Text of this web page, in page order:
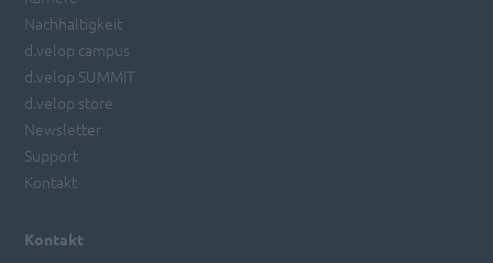
Kontakt
Nachhaltigkeit
d.velop campus
d.velop SUMMIT
d.velop store
Newsletter
Support
Kontakt